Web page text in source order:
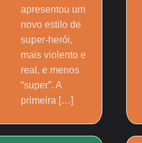
apresentou um
novo estilo de
super-herói,
mais violento e
real, e menos
“super”. A
primeira […]